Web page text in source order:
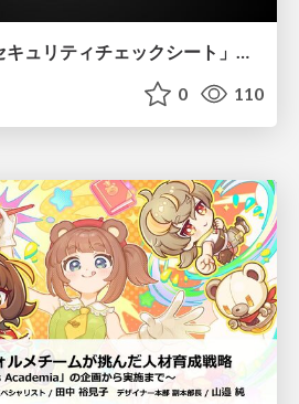
0 110